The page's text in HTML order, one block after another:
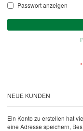
Passwort anzeigen
NEUE KUNDEN
Ein Konto zu erstellen hat
eine Adresse speichern,